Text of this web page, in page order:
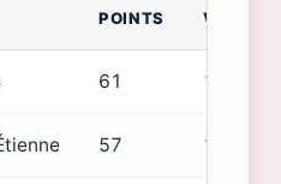
POINTS V-N-D
61 18-7-6
57 17-6-8